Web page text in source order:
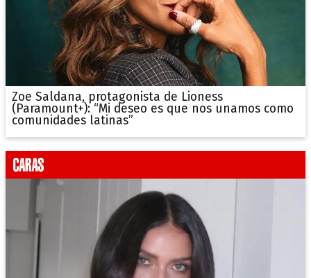
Zoe Saldana, protagonista de Lioness
(Paramount+): “Mi deseo es que nos unamos como
comunidades latinas”